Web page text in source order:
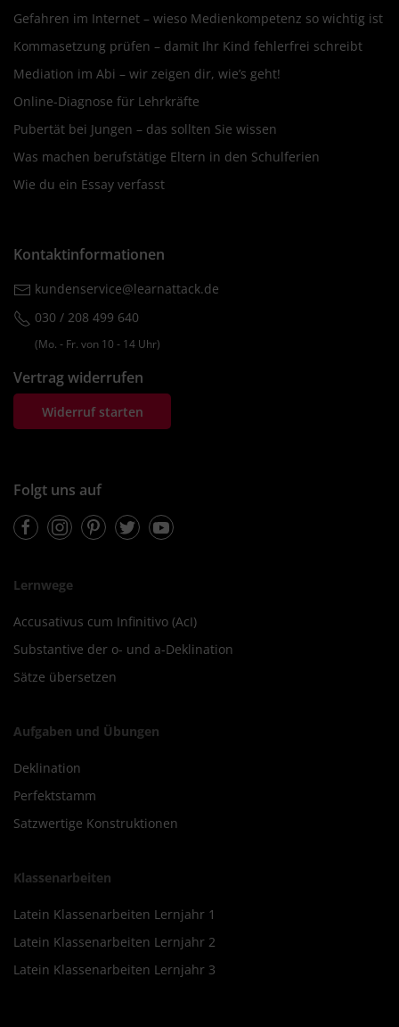
Gefahren im Internet – wieso Medienkompetenz so wichtig ist
Kommasetzung prüfen – damit Ihr Kind fehlerfrei schreibt
Mediation im Abi – wir zeigen dir, wie’s geht!
Online-Diagnose für Lehrkräfte
Pubertät bei Jungen – das sollten Sie wissen
Was machen berufstätige Eltern in den Schulferien
Wie du ein Essay verfasst
Kontaktinformationen
kundenservice@learnattack.de
030 / 208 499 640
(Mo. ‐ Fr. von 10 ‐ 14 Uhr)
Vertrag widerrufen
Widerruf starten
Folgt uns auf
FacebookInstagramPinterestTwitterYoutube
Lernwege
Accusativus cum Infinitivo (AcI)
Substantive der o- und a-Deklination
Sätze übersetzen
Aufgaben und Übungen
Deklination
Perfektstamm
Satzwertige Konstruktionen
Klassenarbeiten
Latein Klassenarbeiten Lernjahr 1
Latein Klassenarbeiten Lernjahr 2
Latein Klassenarbeiten Lernjahr 3